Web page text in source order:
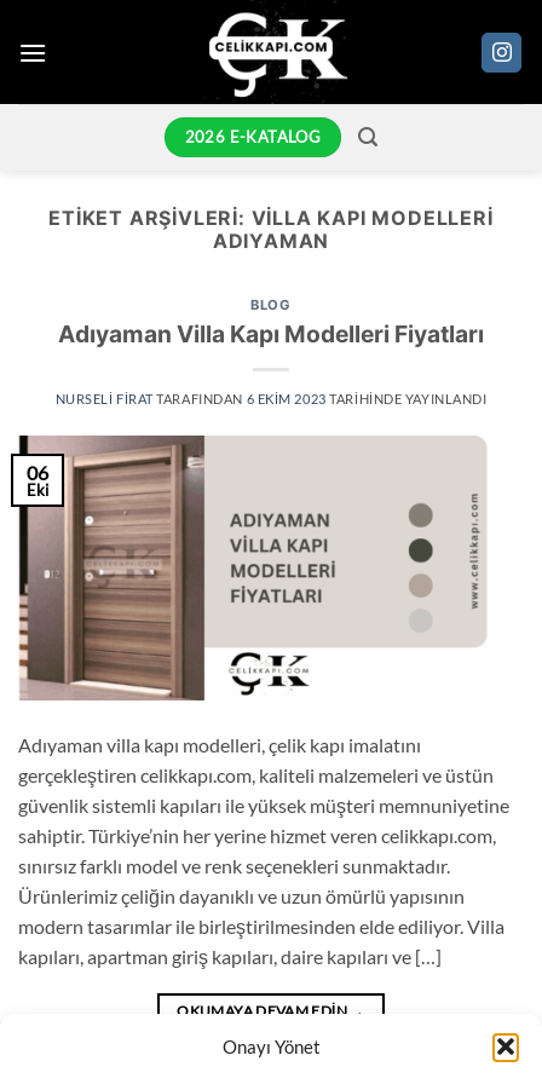
Onayı Yönet
atla
2026 E-KATALOG
ETIKET ARŞIVLERI: VILLA KAPI MODELLERI
ADIYAMAN
BLOG
Adıyaman Villa Kapı Modelleri Fiyatları
NURSELI FIRATTARAFINDAN 6 EKIM 2023 TARIHINDE YAYINLANDI
06
Eki
Adıyaman villa kapı modelleri, çelik kapı imalatını
gerçekleştiren celikkapı.com, kaliteli malzemeleri ve üstün
güvenlik sistemli kapıları ile yüksek müşteri memnuniyetine
sahiptir. Türkiye’nin her yerine hizmet veren celikkapı.com,
sınırsız farklı model ve renk seçenekleri sunmaktadır.
Ürünlerimiz çeliğin dayanıklı ve uzun ömürlü yapısının
modern tasarımlar ile birleştirilmesinden elde ediliyor. Villa
kapıları, apartman giriş kapıları, daire kapıları ve […]
OKUMAYA DEVAM EDIN →